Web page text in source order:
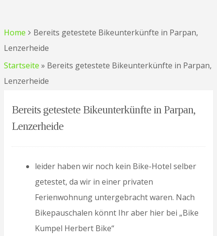
Home
Bereits getestete Bikeunterkünfte in Parpan,
Lenzerheide
Startseite » Bereits getestete Bikeunterkünfte in Parpan,
Lenzerheide
Bereits getestete Bikeunterkünfte in Parpan,
Lenzerheide
leider haben wir noch kein Bike-Hotel selber
getestet, da wir in einer privaten
Ferienwohnung untergebracht waren. Nach
Bikepauschalen könnt Ihr aber hier bei „Bike
Kumpel Herbert Bike“